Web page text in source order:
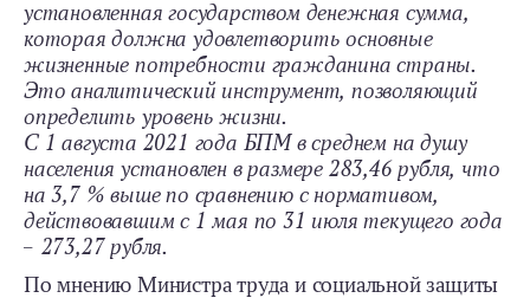
установленная государством денежная сумма,
которая должна удовлетворить основные
жизненные потребности гражданина страны.
Это аналитический инструмент, позволяющий
определить уровень жизни.
С 1 августа 2021 года БПМ в среднем на душу
населения установлен в размере 283,46 рубля, что
на 3,7 % выше по сравнению с нормативом,
действовавшим с 1 мая по 31 июля текущего года
– 273,27 рубля.
По мнению Министра труда и социальной защиты